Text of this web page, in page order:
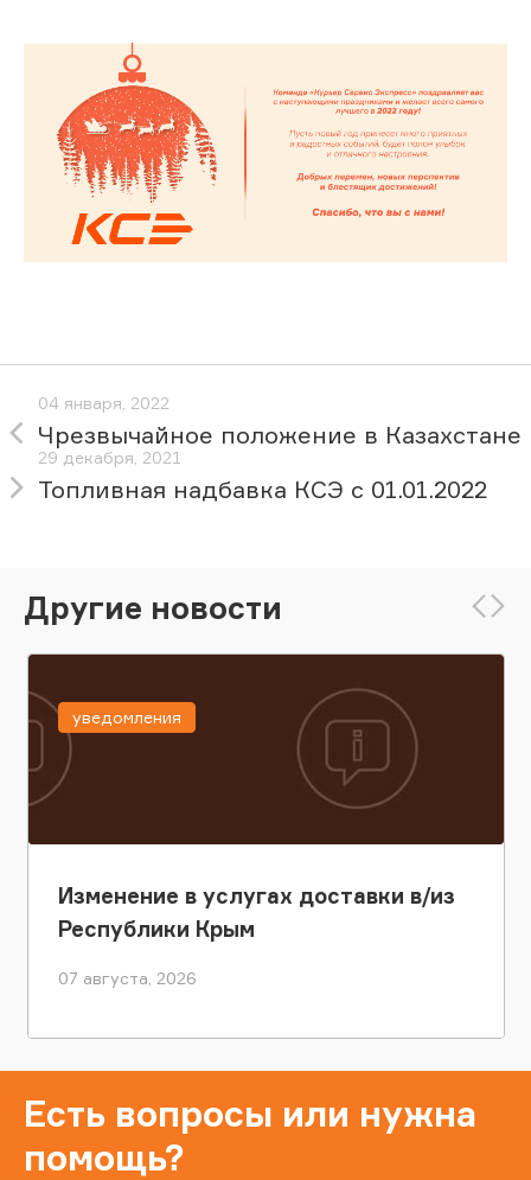
04 января, 2022
Чрезвычайное положение в Казахстане
29 декабря, 2021
Топливная надбавка КСЭ с 01.01.2022
Другие новости
Изменение в услугах доставки в/из
Республики Крым
07 августа, 2026
уведомления
Есть вопросы или нужна
помощь?